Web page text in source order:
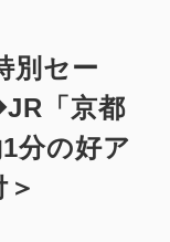
別セー
「京都
分の好ア